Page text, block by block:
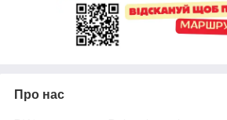
Про нас